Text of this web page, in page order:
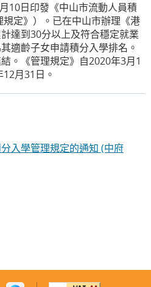
10日印發《中山市流動人員積
定》）。已在中山市辦理《港
達到30分以上及符合穩定就業
適齡子女申請積分入學排名。
。《管理規定》自2020年3月1
月31日。
入學管理規定的通知 (中府